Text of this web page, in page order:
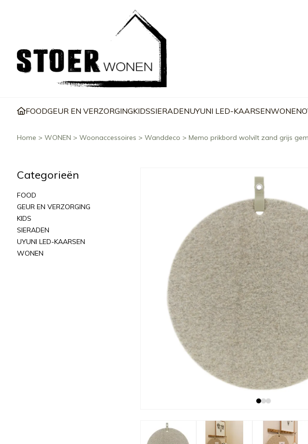
FOODGEUR EN VERZORGINGKIDSSIERADENUYUNI LED-KAARSENWONEN
Home > WONEN > Woonaccessoires > Wanddeco > Memo prikbord wolvilt zand grijs
Categorieën
FOOD
GEUR EN VERZORGING
KIDS
SIERADEN
UYUNI LED-KAARSEN
WONEN